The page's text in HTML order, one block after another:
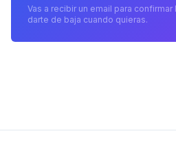
Vas a recibir un email para
darte de baja cuando quieras.